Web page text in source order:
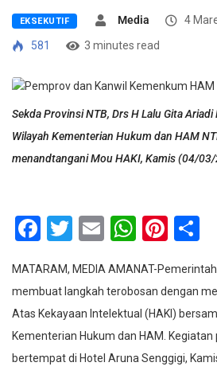
EKSEKUTIF Media 4
581
3 minutes read
Sekda Provinsi NTB, Drs H Lalu Gita
Wilayah Kementerian Hukum dan HAM
menandtangani Mou HAKI, Kamis (04/
Facebook
Twitter
Email
MATARAM, MEDIA AMANAT-
membuat langkah terobosan dengan
Atas Kekayaan Intelektual (HAKI)
Kementerian Hukum dan HAM.
bertempat di Hotel Aruna Senggigi,